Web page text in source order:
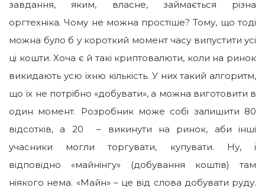
завдання, яким, власне, займається різна
оргтехніка. Чому не можна простіше? Тому, що тоді
можна було б у короткий момент часу випустити усі
ці кошти. Хоча є й такі криптовалюти, коли на ринок
викидають усю їхню кількість. У них такий алгоритм,
що їх не потрібно «добувати», а можна виготовити в
один момент. Розробник може собі залишити 80
відсотків, а 20 – викинути на ринок, аби інші
учасники могли торгувати, купувати. Ну, і
відповідно «майнінгу» (добування коштів) там
ніякого нема. «Майн» – це від слова добувати руду.